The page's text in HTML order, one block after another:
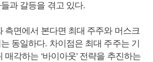
과 갈등을 겪고 있다.
측면에서 본다면 최대 주주와 머스크
동일하다. 차이점은 최대 주주는 기
매각하는 ‘바이아웃’ 전략을 추진하는